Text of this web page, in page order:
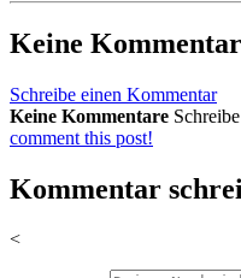
Keine
Schreibe einen Kommentar
Keine Kommentare
comment this post!
Kommentar
<